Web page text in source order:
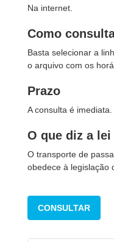
Na internet.
Como
Basta selecionar a
o arquivo com os
Prazo
A consulta é imediata.
O que diz a lei
O transporte de
obedece à legislação
CONSULTAR